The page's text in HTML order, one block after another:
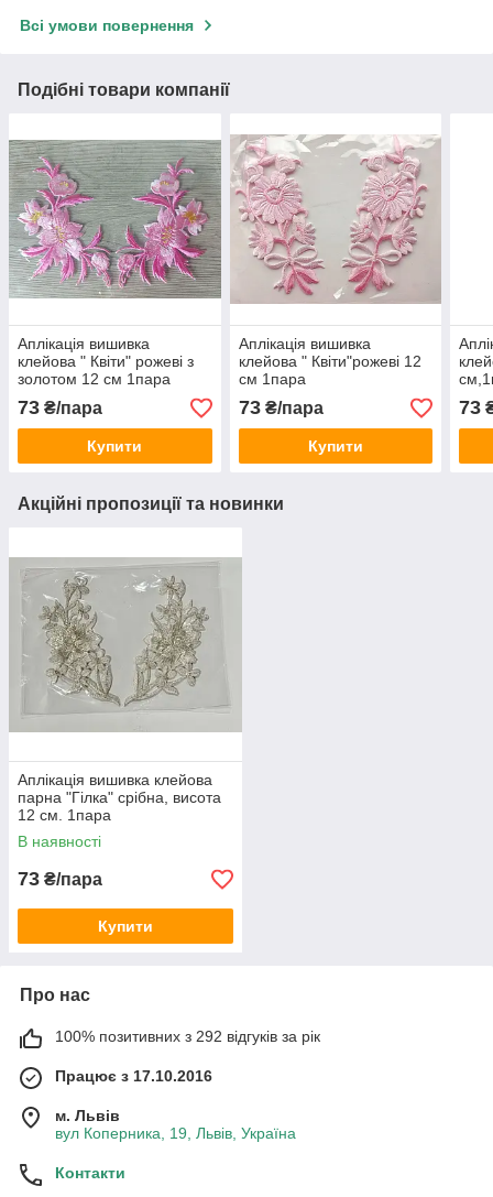
Всі умови повернення
Подібні товари компанії
Аплікація вишивка
клейова " Квіти" рожеві з
золотом 12 см 1пара
73 ₴/пара
Купити
Аплікація вишивка
клейова " Квіти"рожеві 12
см 1пара
73₴/пара
Купити
73
Акційні пропозиції та новинки
Аплікація вишивка клейова
парна "Гілка" срібна, висота
12 см. 1пара
В наявності
73 ₴/пара
Купити
Про нас
100% позитивних з 292 відгуків за рік
Працює з 17.10.2016
м. Львів
вул Коперника, 19, Львів, Україна
Контакти